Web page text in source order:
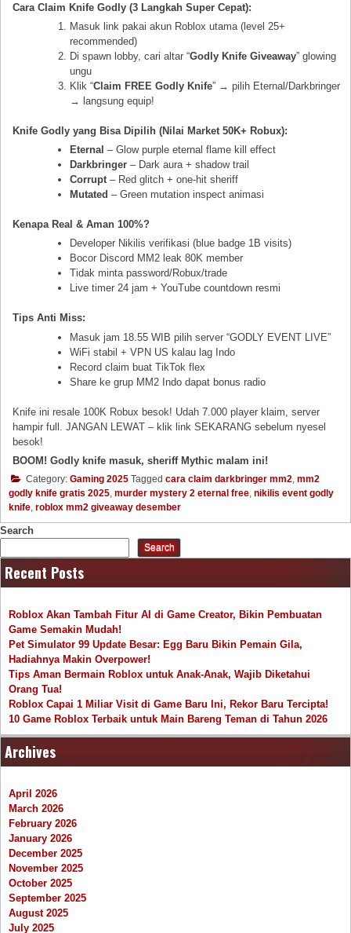
Cara Claim Knife Godly (3 Langkah Super Cepat):
Masuk link pakai akun Roblox utama (level 25+
recommended)
Di spawn lobby, cari altar “Godly Knife Giveaway” glowing
ungu
Klik “Claim FREE Godly Knife” → pilih Eternal/Darkbringer
→ langsung equip!
Knife Godly yang Bisa Dipilih (Nilai Market 50K+ Robux):
Eternal – Glow purple eternal flame kill effect
Darkbringer – Dark aura + shadow trail
Corrupt – Red glitch + one-hit sheriff
Mutated – Green mutation inspect animasi
Kenapa Real & Aman 100%?
Developer Nikilis verifikasi (blue badge 1B visits)
Bocor Discord MM2 leak 80K member
Tidak minta password/Robux/trade
Live timer 24 jam + YouTube countdown resmi
Tips Anti Miss:
Masuk jam 18.55 WIB pilih server “GODLY EVENT LIVE”
WiFi stabil + VPN US kalau lag Indo
Record claim buat TikTok flex
Share ke grup MM2 Indo dapat bonus radio
Knife ini resale 100K Robux besok! Udah 7.000 player klaim, server
hampir full. JANGAN LEWAT – klik link SEKARANG sebelum nyesel
besok!
BOOM! Godly knife masuk, sheriff Mythic malam ini!
Category: Gaming 2025 Tagged cara claim darkbringer mm2, mm2
godly knife gratis 2025, murder mystery 2 eternal free, nikilis event godly
knife, roblox mm2 giveaway desember
Search
Search
Recent Posts
Roblox Akan Tambah Fitur AI di Game Creator, Bikin Pembuatan
Game Semakin Mudah!
Pet Simulator 99 Update Besar: Egg Baru Bikin Pemain Gila,
Hadiahnya Makin Overpower!
Tips Aman Bermain Roblox untuk Anak-Anak, Wajib Diketahui
Orang Tua!
Roblox Capai 1 Miliar Visit di Game Baru Ini, Rekor Baru Tercipta!
10 Game Roblox Terbaik untuk Main Bareng Teman di Tahun 2026
Archives
April 2026
March 2026
February 2026
January 2026
December 2025
November 2025
October 2025
September 2025
August 2025
July 2025